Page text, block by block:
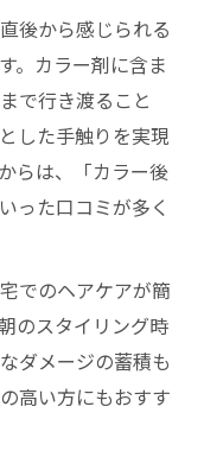
びのポイント
ラー施術の選び
ラーの提案ポイ
艶髪選びのコ
見極め方を解説
る施術方法の選
後から感じられる
。カラー剤に含ま
で行き渡ること
した手触りを実現
らは、「カラー後
った口コミが多く
でのヘアケアが簡
のスタイリング時
ダメージの蓄積も
高い方にもおすす